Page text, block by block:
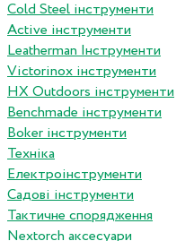
Сold Steel інструменти
Active інструменти
Leatherman Інструменти
Victorinox інструменти
HX Outdoors інструменти
Benchmade інструменти
Boker інструменти
Техніка
Електроінструменти
Садові інструменти
Тактичне спорядження
Nextorch аксесуари